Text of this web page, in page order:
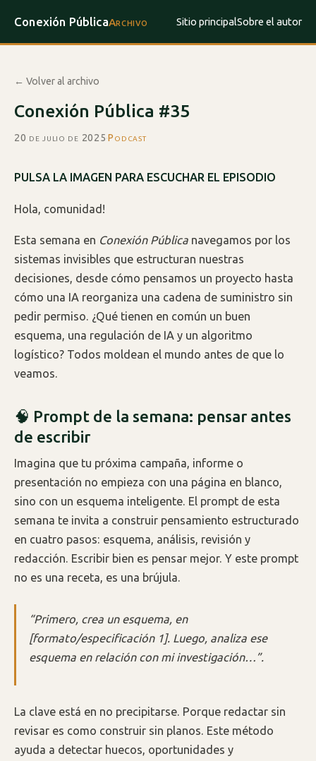
Conexión PúblicaArchivo Sitio principalSobre el autor
← Volver al archivo
Conexión Pública #35
20 de julio de 2025·Podcast
PULSA LA IMAGEN PARA ESCUCHAR EL EPISODIO
Hola, comunidad!
Esta semana en Conexión Pública navegamos por los
sistemas invisibles que estructuran nuestras
decisiones, desde cómo pensamos un proyecto hasta
cómo una IA reorganiza una cadena de suministro sin
pedir permiso. ¿Qué tienen en común un buen
esquema, una regulación de IA y un algoritmo
logístico? Todos moldean el mundo antes de que lo
veamos.
🧠 Prompt de la semana: pensar antes
de escribir
Imagina que tu próxima campaña, informe o
presentación no empieza con una página en blanco,
sino con un esquema inteligente. El prompt de esta
semana te invita a construir pensamiento estructurado
en cuatro pasos: esquema, análisis, revisión y
redacción. Escribir bien es pensar mejor. Y este prompt
no es una receta, es una brújula.
“Primero, crea un esquema, en
[formato/especificación 1]. Luego, analiza ese
esquema en relación con mi investigación…”.
La clave está en no precipitarse. Porque redactar sin
revisar es como construir sin planos. Este método
ayuda a detectar huecos, oportunidades y